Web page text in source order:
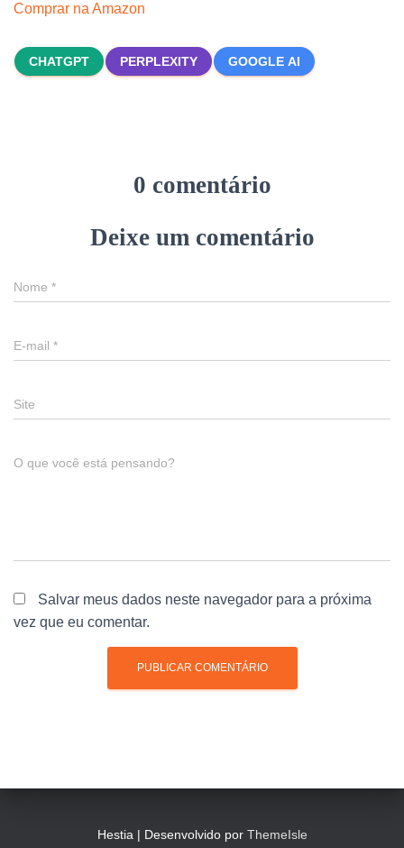
Comprar na Amazon
CHATGPT PERPLEXITY GOOGLE AI
0 comentário
Deixe um comentário
Nome *
E-mail *
Site
O que você está pensando?
Salvar meus dados neste navegador para a próxima
vez que eu comentar.
Hestia | Desenvolvido por ThemeIsle